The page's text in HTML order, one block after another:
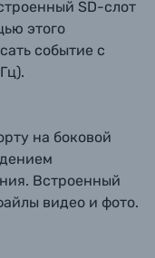
SD-слот
этого
событие с
на боковой
Встроенный
видео и фото.